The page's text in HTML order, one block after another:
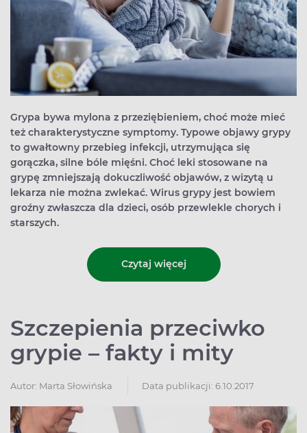
Grypa bywa mylona z przeziębieniem, choć może mieć
też charakterystyczne symptomy. Typowe objawy grypy
to gwałtowny przebieg infekcji, utrzymująca się
gorączka, silne bóle mięśni. Choć leki stosowane na
grypę zmniejszają dokuczliwość objawów, z wizytą u
lekarza nie można zwlekać. Wirus grypy jest bowiem
groźny zwłaszcza dla dzieci, osób przewlekle chorych i
starszych.
Czytaj więcej
Szczepienia przeciwko
grypie – fakty i mity
Autor: Marta Słowińska Data publikacji: 6.10.2017